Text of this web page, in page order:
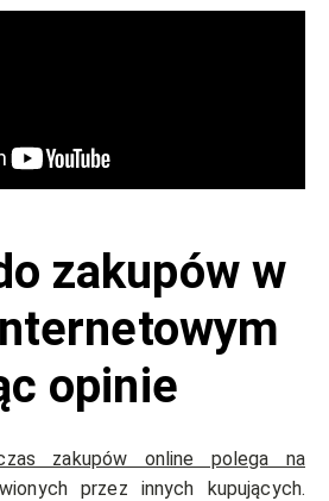
zakupów w
opinie
zakupów online polega na
przez innych kupujących.